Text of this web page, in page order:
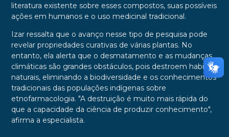
literatura existente sobre esses compostos, suas possíveis
ações em humanos e o uso medicinal tradicional.
Izar ressalta que o avanço nesse tipo de pesquisa pode
revelar propriedades curativas de várias plantas. No
entanto, ela alerta que o desmatamento e as mudanças
climáticas são grandes obstáculos, pois destroem habitats
naturais, eliminando a biodiversidade e os conhecimentos
tradicionais das populações indígenas sobre
etnofarmacologia. "A destruição é muito mais rápida do
que a capacidade da ciência de produzir conhecimento",
afirma a especialista.